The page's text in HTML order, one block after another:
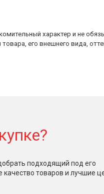
характер и не
его внешнего вида,
подходящий под его
качество товаров и лучшие